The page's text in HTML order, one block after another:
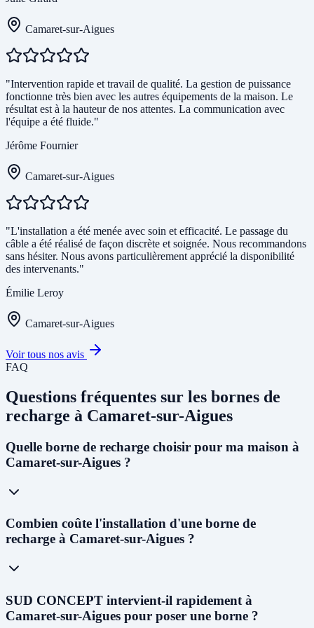
Camaret-sur-Aigues
"Intervention rapide et travail de qualité. La gestion de puissance
fonctionne très bien avec les autres équipements de la maison. Le
résultat est à la hauteur de nos attentes. La communication avec
l'équipe a été fluide."
Jérôme Fournier
Camaret-sur-Aigues
"L'installation a été menée avec soin et efficacité. Le passage du
câble a été réalisé de façon discrète et soignée. Nous recommandons
sans hésiter. Nous avons particulièrement apprécié la disponibilité
des intervenants."
Émilie Leroy
Camaret-sur-Aigues
Voir tous nos avis
FAQ
Questions fréquentes sur les bornes de
recharge à Camaret-sur-Aigues
Quelle borne de recharge choisir pour ma maison à
Camaret-sur-Aigues ?
Pour un usage résidentiel à Camaret-sur-Aigues, nous
recommandons une
wallbox 7kW monophasée
foyers. Si votre abonnement est triphasé, une borne
installation électrique - notre technicien vous conseillera lors du
Combien coûte l'installation d'une borne de
recharge à Camaret-sur-Aigues ?
Le coût varie selon le type de borne : de800 € à 1 500 €
wallbox résidentielle,
pour une borne semi-rapide,
et3 000 € à 8 000 €pour une borne rapide professionnelle. Après le
SUD CONCEPT intervient-il rapidement à
Camaret-sur-Aigues pour poser une borne ?